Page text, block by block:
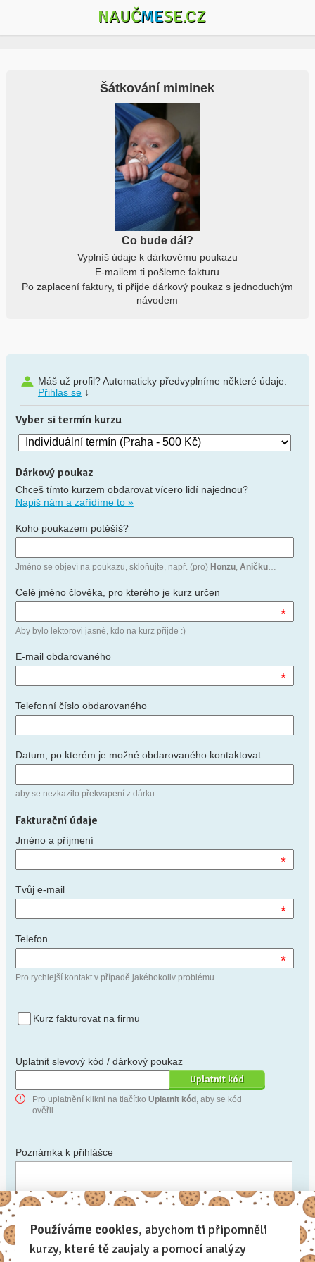
NAUČMESE.CZ
Šátkování miminek
Co bude dál?
Vyplníš údaje k dárkovému poukazu
E-mailem ti pošleme fakturu
Po zaplacení faktury, ti přijde dárkový poukaz s jednoduchým
návodem
Máš už profil? Automaticky předvyplníme některé údaje.
Přihlas se↓
Vyber si termín kurzu
Dárkový poukaz
Chceš tímto kurzem obdarovat vícero lidí najednou?
Napiš nám a zařídíme to »
Koho poukazem potěšíš?
Jméno se objeví na poukazu, skloňujte, např. (pro) Honzu, Aničku…
Celé jméno člověka, pro kterého je kurz určen
*
Aby bylo lektorovi jasné, kdo na kurz přijde :)
E-mail obdarovaného
*
Telefonní číslo obdarovaného
Datum, po kterém je možné obdarovaného kontaktovat
aby se nezkazilo překvapení z dárku
Fakturační údaje
Jméno a příjmení
*
Tvůj e-mail
*
Telefon
*
Pro rychlejší kontakt v případě jakéhokoliv problému.
Kurz fakturovat na firmu
Uplatnit slevový kód / dárkový poukaz
Pro uplatnění klikni na tlačítko Uplatnit kód, aby se kód
ověřil.
Poznámka k přihlášce
Chceš-li se na cokoli zeptat, nebo ke své přihlášce poznamenat.
Anonymní profil – odesláním přihlášky se automaticky
Používáme cookies, abychom ti připomněli
kurzy, které tě zaujaly a pomocí analýzy